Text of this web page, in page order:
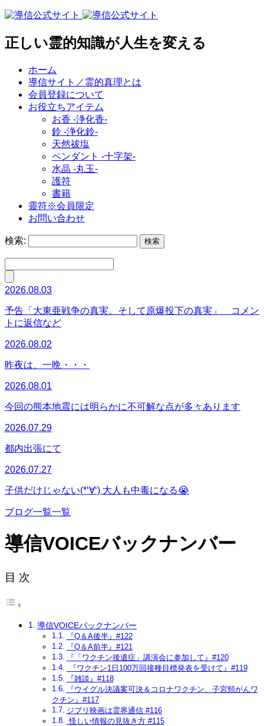
正しい霊的知識が人生を変える
ホーム
導信サイト／霊的真理とは
会員登録について
お役立ちアイテム
お香 ‐浄化香‐
鈴 ‐浄化鈴‐
天然祓塩
ペンダント -十字架-
水晶 -丸玉-
護符
書籍
靈符※会員限定
お問い合わせ
検索:
2026.08.03
予告「大東亜戦争の真実。そして原爆投下の真実」 コメン
トに返信など
2026.08.02
昨夜は、一晩・・・
2026.08.01
今回の熊本地震には明らかに不可解な点が多々あります
2026.07.29
都内出張にて
2026.07.27
子供だけじゃない(*‘∀‘) 大人も中毒になる😭
ブログ一覧一覧
導信VOICEバックナンバー
目 次
導信VOICEバックナンバー
『Q＆A後半』#122
『Q＆A前半』#121
『「ワクチン後遺症」講演会に参加して』#120
『ワクチン1日100万回接種目標発表を受けて』#119
『雑談』#118
『ウイグル決議案可決＆コロナワクチン、子宮頸がんワ
クチン』#117
ジブリ映画は霊界通信 #116
怪しい情報の見抜き方 #115